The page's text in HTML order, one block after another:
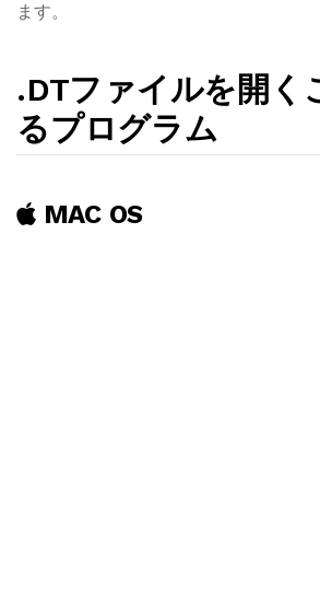
ます。
.DTファイルを開く
るプログラム
MAC OS